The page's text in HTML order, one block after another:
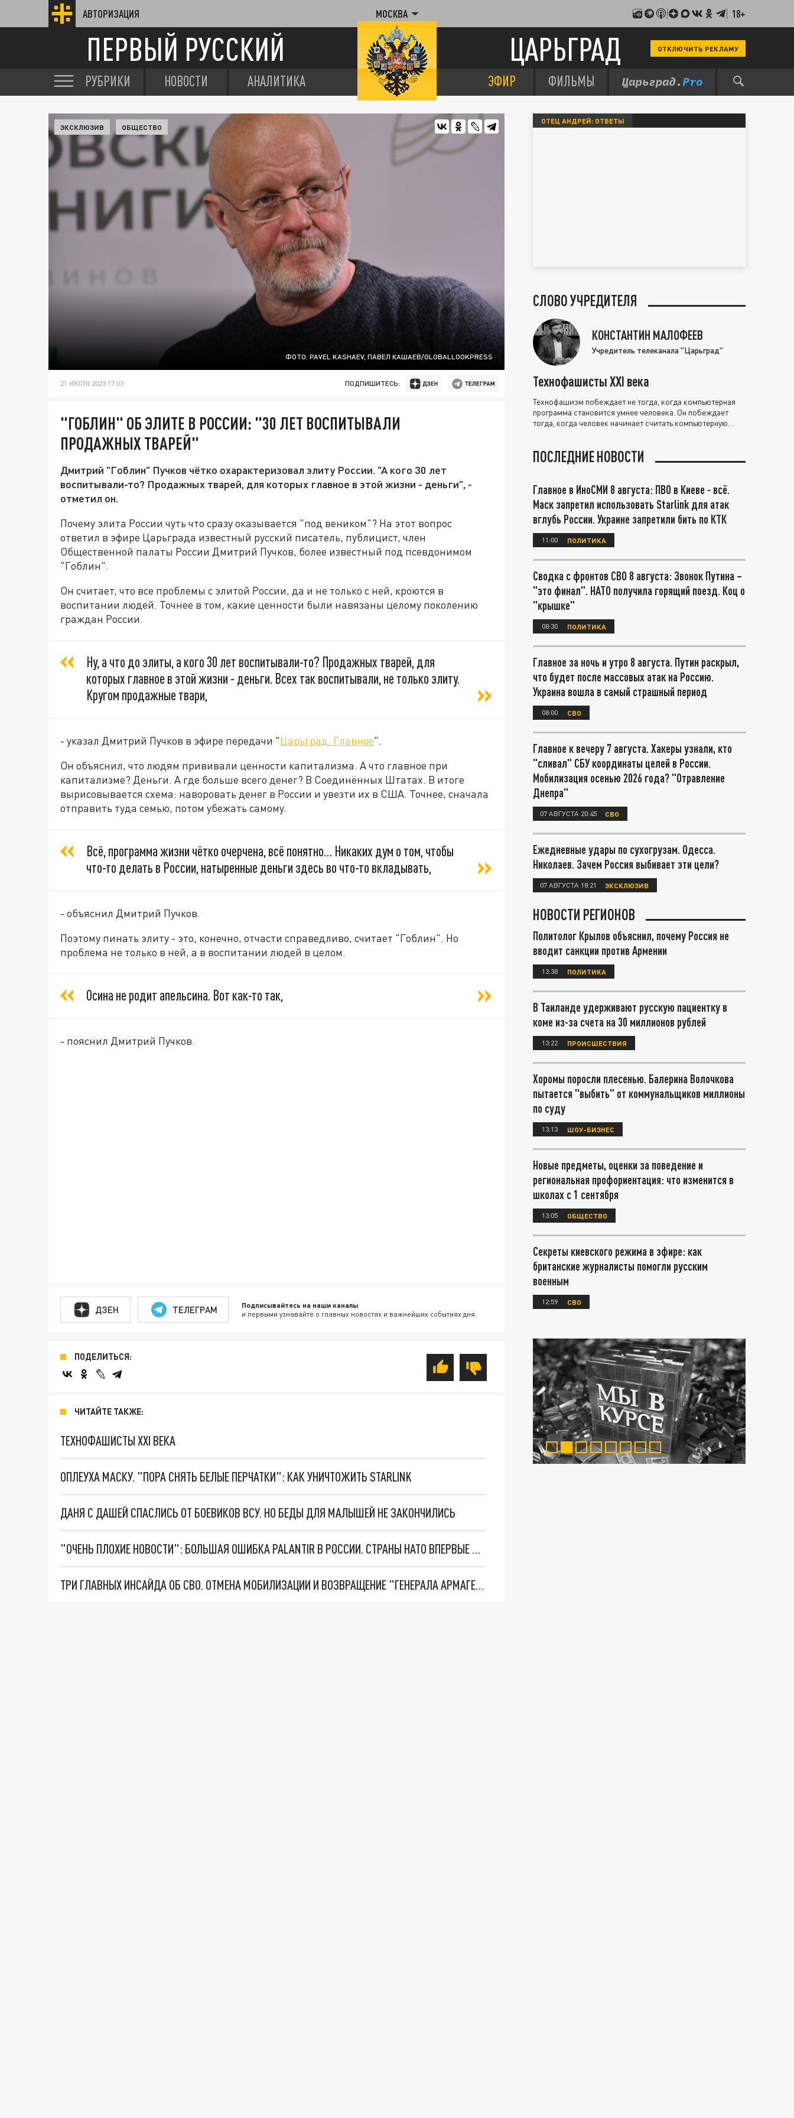
АВТОРИЗАЦИЯ МОСКВА 18+
ПЕРВЫЙ РУССКИЙ ЦАРЬГРАД ОТКЛЮЧИТЬ РЕКЛАМУ
РУБРИКИ НОВОСТИ АНАЛИТИКА ЭФИР ФИЛЬМЫ
ФОТО: PAVEL KASHAEV, ПАВЕЛ КАШАЕВ/GLOBALLOOKPRESS
ЭКСКЛЮЗИВ ОБЩЕСТВО
21 ИЮЛЯ 2023 17:03 ПОДПИШИТЕСЬ:
"ГОБЛИН" ОБ ЭЛИТЕ В РОССИИ: "30 ЛЕТ ВОСПИТЫВАЛИ
ПРОДАЖНЫХ ТВАРЕЙ"
Дмитрий "Гоблин" Пучков чётко охарактеризовал элиту России. "А кого 30 лет
воспитывали-то? Продажных тварей, для которых главное в этой жизни - деньги", -
отметил он.
Почему элита России чуть что сразу оказывается "под веником"? На этот вопрос
ответил в эфире Царьграда известный русский писатель, публицист, член
Общественной палаты России Дмитрий Пучков, более известный под псевдонимом
"Гоблин".
Он считает, что все проблемы с элитой России, да и не только с ней, кроются в
воспитании людей. Точнее в том, какие ценности были навязаны целому поколению
граждан России.
Ну, а что до элиты, а кого 30 лет воспитывали-то? Продажных тварей, для
которых главное в этой жизни - деньги. Всех так воспитывали, не только элиту.
Кругом продажные твари,
- указал Дмитрий Пучков в эфире передачи "Царьград. Главное".
Он объяснил, что людям прививали ценности капитализма. А что главное при
капитализме? Деньги. А где больше всего денег? В Соединённых Штатах. В итоге
вырисовывается схема: наворовать денег в России и увезти их в США. Точнее, сначала
отправить туда семью, потом убежать самому.
Всё, программа жизни чётко очерчена, всё понятно… Никаких дум о том, чтобы
что-то делать в России, натыренные деньги здесь во что-то вкладывать,
- объяснил Дмитрий Пучков.
Поэтому пинать элиту - это, конечно, отчасти справедливо, считает "Гоблин". Но
проблема не только в ней, а в воспитании людей в целом.
Осина не родит апельсина. Вот как-то так,
- пояснил Дмитрий Пучков.
ДЗЕН ТЕЛЕГРАМ Подписывайтесь на наши каналы
и первыми узнавайте о главных новостях и важнейших событиях дня.
ПОДЕЛИТЬСЯ:
ЧИТАЙТЕ ТАКЖЕ:
ТЕХНОФАШИСТЫ XXI ВЕКА
ОПЛЕУХА МАСКУ. "ПОРА СНЯТЬ БЕЛЫЕ ПЕРЧАТКИ": КАК УНИЧТОЖИТЬ STARLINK
ДАНЯ С ДАШЕЙ СПАСЛИСЬ ОТ БОЕВИКОВ ВСУ. НО БЕДЫ ДЛЯ МАЛЫШЕЙ НЕ ЗАКОНЧИЛИСЬ
"ОЧЕНЬ ПЛОХИЕ НОВОСТИ": БОЛЬШАЯ ОШИБКА PALANTIR В РОССИИ. СТРАНЫ НАТО ВПЕРВЫЕ ЗА СВО ОСТАНОВИЛИ ПОСТАВКИ ОРУЖИЯ. ВСУ ТЕРЯЮТ ПРИГРАНИЧЬЕ?
ТРИ ГЛАВНЫХ ИНСАЙДА ОБ СВО. ОТМЕНА МОБИЛИЗАЦИИ И ВОЗВРАЩЕНИЕ "ГЕНЕРАЛА АРМАГЕДДОНА"? ОТЛИЧНЫЕ НОВОСТИ, КОТОРЫЕ ЖДАЛИ ВСЕ
ОТЕЦ АНДРЕЙ: ОТВЕТЫ
СЛОВО УЧРЕДИТЕЛЯ
КОНСТАНТИН МАЛОФЕЕВ
Учредитель телеканала "Царьград"
Технофашисты XXI века
Технофашизм побеждает не тогда, когда компьютерная
программа становится умнее человека. Он побеждает
тогда, когда человек начинает считать компьютерную
ПОСЛЕДНИЕ НОВОСТИ
Главное в ИноСМИ 8 августа: ПВО в Киеве - всё.
Маск запретил использовать Starlink для атак
вглубь России. Украине запретили бить по КТК
11:00 ПОЛИТИКА
Сводка с фронтов СВО 8 августа: Звонок Путина –
"это финал". НАТО получила горящий поезд. Коц о
"крышке"
08:30 ПОЛИТИКА
Главное за ночь и утро 8 августа. Путин раскрыл,
что будет после массовых атак на Россию.
Украина вошла в самый страшный период
08:00 СВО
Главное к вечеру 7 августа. Хакеры узнали, кто
"сливал" СБУ координаты целей в России.
Мобилизация осенью 2026 года? "Отравление
Днепра"
07 АВГУСТА 20:45 СВО
Ежедневные удары по сухогрузам. Одесса.
Николаев. Зачем Россия выбивает эти цели?
07 АВГУСТА 18:21 ЭКСКЛЮЗИВ
НОВОСТИ РЕГИОНОВ
Политолог Крылов объяснил, почему Россия не
вводит санкции против Армении
13:38 ПОЛИТИКА
В Таиланде удерживают русскую пациентку в
коме из-за счета на 30 миллионов рублей
13:22 ПРОИСШЕСТВИЯ
Хоромы поросли плесенью. Балерина Волочкова
пытается "выбить" от коммунальщиков миллионы
по суду
13:13 ШОУ-БИЗНЕС
Новые предметы, оценки за поведение и
региональная профориентация: что изменится в
школах с 1 сентября
13:05 ОБЩЕСТВО
Секреты киевского режима в эфире: как
британские журналисты помогли русским
военным
12:59 СВО